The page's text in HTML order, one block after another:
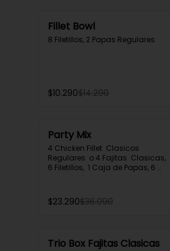
Fillet Bowl
8 Filetillos, 2 Papas Regulares
$10.290$14.290
Party Mix
4 Chicken Fillet  Clasicos
Regulares  o 4 Fajitas  Clasicas,
6 Filetillos,  1 Caja de Papas, 6
$23.290$36.090
Trio Box Fajitas Clasicas